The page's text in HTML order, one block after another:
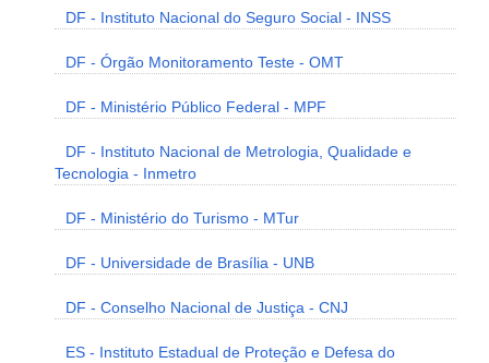
DF - Instituto Nacional do Seguro Social - INSS
DF - Órgão Monitoramento Teste - OMT
DF - Ministério Público Federal - MPF
DF - Instituto Nacional de Metrologia, Qualidade e
Tecnologia - Inmetro
DF - Ministério do Turismo - MTur
DF - Universidade de Brasília - UNB
DF - Conselho Nacional de Justiça - CNJ
ES - Instituto Estadual de Proteção e Defesa do